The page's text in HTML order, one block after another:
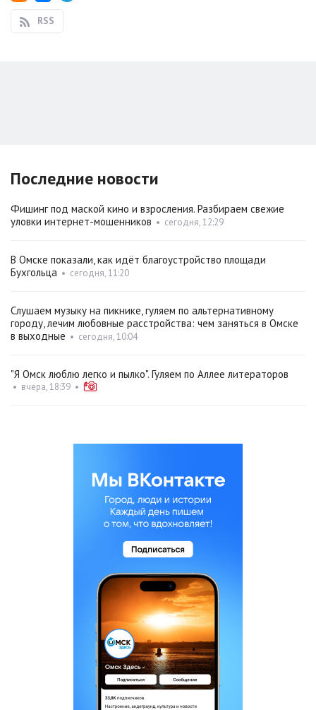
RSS
Последние новости
Фишинг под маской кино и взросления. Разбираем свежие
уловки интернет-мошенников • сегодня, 12:29
В Омске показали, как идёт благоустройство площади
Бухгольца • сегодня, 11:20
Слушаем музыку на пикнике, гуляем по альтернативному
городу, лечим любовные расстройства: чем заняться в Омске
в выходные • сегодня, 10:04
"Я Омск люблю легко и пылко". Гуляем по Аллее литераторов
• вчера, 18:39 •